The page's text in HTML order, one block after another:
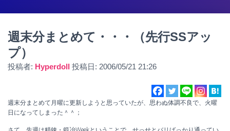
替
週末分まとめて・・・（先行SSアッ
プ）
投稿者: Hyperdoll 投稿日: 2006/05/21 21:26
週末分まとめて月曜に更新しようと思っていたが、思わぬ体調不良で、火曜
日になってしまった＾＾；